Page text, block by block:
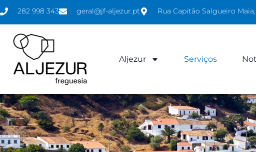
282 998 343 geral@jf-aljezur.pt Rua Capitão Salgueiro
Aljezur Serviços